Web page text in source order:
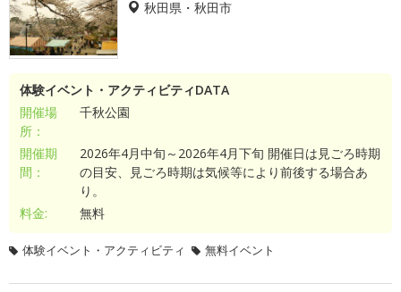
秋田県・秋田市
体験イベント・アクティビティDATA
開催場
所：
千秋公園
開催期
間：
2026年4月中旬～2026年4月下旬 開催日は見ごろ時期
の目安、見ごろ時期は気候等により前後する場合あ
り。
料金:
無料
体験イベント・アクティビティ 無料イベント